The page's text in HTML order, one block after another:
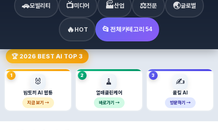
🚗모빌리티 📺미디어 🏭산업 ⚖️전문 🌏글로벌
🔥 HOT 📂 전체카테고리 54
🏆 2026 BEST AI TOP 3
1
🐰
밤토끼 AI 웹툰
지금 보기 →
2
🧹
열매클린케어
바로가기 →
3
✍️
올킬 AI
방문하기 →